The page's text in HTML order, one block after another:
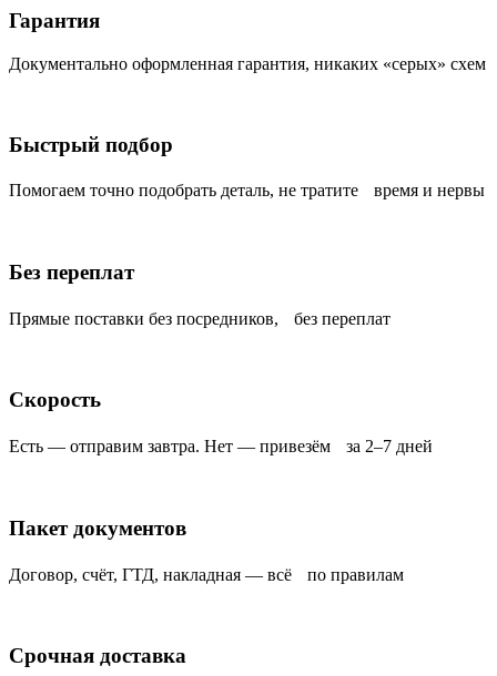
Гарантия
Документально оформленная гарантия, никаких «серых» схем
Быстрый подбор
Помогаем точно подобрать деталь, не тратите время и нервы
Без переплат
Прямые поставки без посредников, без переплат
Скорость
Есть — отправим завтра. Нет — привезём за 2–7 дней
Пакет документов
Договор, счёт, ГТД, накладная — всё по правилам
Срочная доставка